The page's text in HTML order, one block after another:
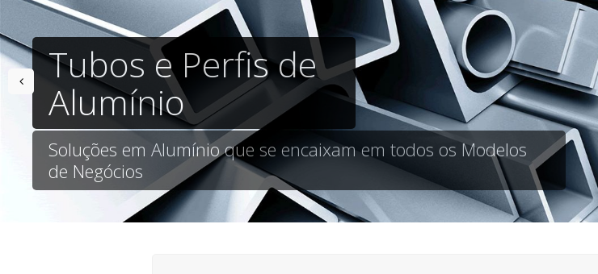
Tubos e Perfis de
Alumínio
Soluções em Alumínio que se encaixam em todos os Modelos
de Negócios